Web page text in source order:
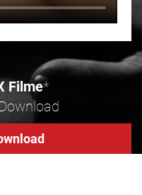
Filme*